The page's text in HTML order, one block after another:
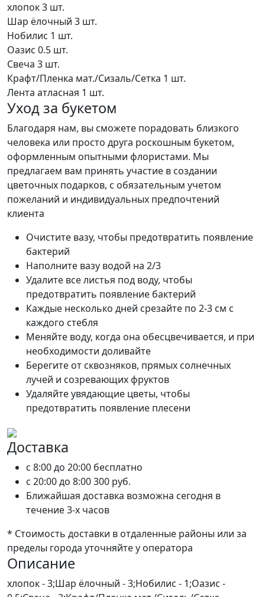
хлопок3 шт.
Шар ёлочный 3 шт.
Нобилис 1 шт.
Оазис 0.5 шт.
Свеча 3 шт.
Крафт/Пленка мат./Сизаль/Сетка 1 шт.
Лента атласная 1 шт.
Уход за букетом
Благодаря нам, вы сможете порадовать близкого
человека или просто друга роскошным букетом,
оформленным опытными флористами. Мы
предлагаем вам принять участие в создании
цветочных подарков, с обязательным учетом
пожеланий и индивидуальных предпочтений
клиента
Очистите вазу, чтобы предотвратить появление
бактерий
Наполните вазу водой на 2/3
Удалите все листья под воду, чтобы
предотвратить появление бактерий
Каждые несколько дней срезайте по 2-3 см с
каждого стебля
Меняйте воду, когда она обесцвечивается, и при
необходимости доливайте
Берегите от сквозняков, прямых солнечных
лучей и созревающих фруктов
Удаляйте увядающие цветы, чтобы
предотвратить появление плесени
Доставка
c 8:00 до 20:00 бесплатно
c 20:00 до 8:00300 руб.
Ближайшая доставка возможна сегодня в
течение 3-х часов
* Стоимость доставки в отдаленные районы или за
пределы города уточняйте у оператора
Описание
хлопок - 3;Шар ёлочный - 3;Нобилис - 1;Оазис -